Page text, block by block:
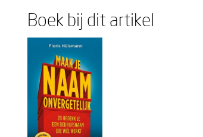
Boek bij dit artikel